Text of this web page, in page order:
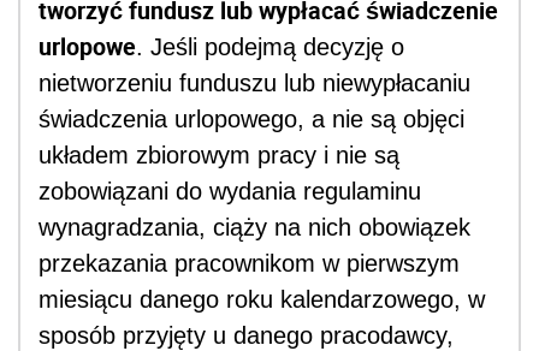
tworzyć fundusz lub wypłacać świadczenie
urlopowe. Jeśli podejmą decyzję o
nietworzeniu funduszu lub niewypłacaniu
świadczenia urlopowego, a nie są objęci
układem zbiorowym pracy i nie są
zobowiązani do wydania regulaminu
wynagradzania, ciąży na nich obowiązek
przekazania pracownikom w pierwszym
miesiącu danego roku kalendarzowego, w
sposób przyjęty u danego pracodawcy,